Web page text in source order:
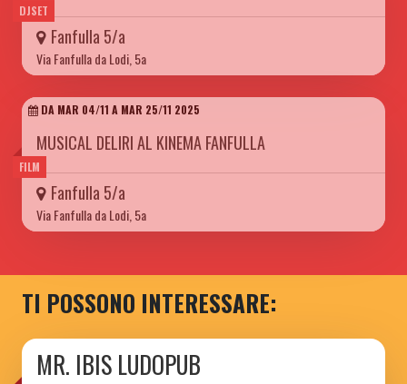
DJSET
Fanfulla 5/a
Via Fanfulla da Lodi, 5a
FILM
DA MAR 04/11 A MAR 25/11 2025
MUSICAL DELIRI AL KINEMA FANFULLA
Fanfulla 5/a
Via Fanfulla da Lodi, 5a
TI POSSONO INTERESSARE:
MR. IBIS LUDOPUB